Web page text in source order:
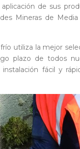
de sus
Mineras de
utiliza la mejor
plazo de todos
fácil y